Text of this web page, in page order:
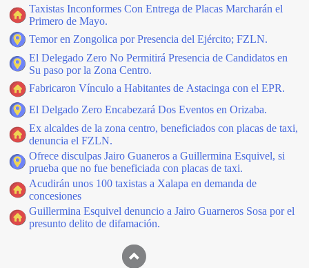
Taxistas Inconformes Con Entrega de Placas Marcharán el
Primero de Mayo.
Temor en Zongolica por Presencia del Ejército; FZLN.
El Delegado Zero No Permitirá Presencia de Candidatos en
Su paso por la Zona Centro.
Fabricaron Vínculo a Habitantes de Astacinga con el EPR.
El Delgado Zero Encabezará Dos Eventos en Orizaba.
Ex alcaldes de la zona centro, beneficiados con placas de taxi,
denuncia el FZLN.
Ofrece disculpas Jairo Guaneros a Guillermina Esquivel, si
prueba que no fue beneficiada con placas de taxi.
Acudirán unos 100 taxistas a Xalapa en demanda de
concesiones
Guillermina Esquivel denuncio a Jairo Guarneros Sosa por el
presunto delito de difamación.